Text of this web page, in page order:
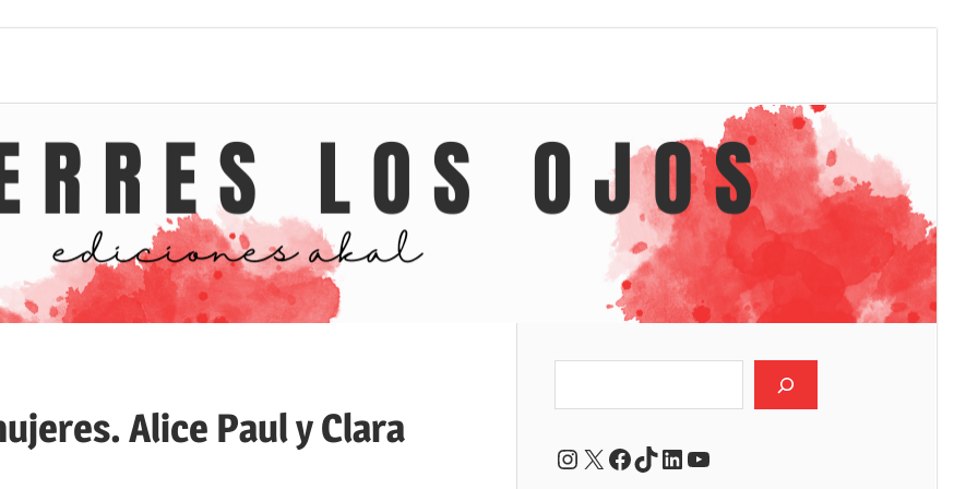
Alice Paul y Clara
Instagram
X Facebook
TikTok
LinkedIn
YouTube